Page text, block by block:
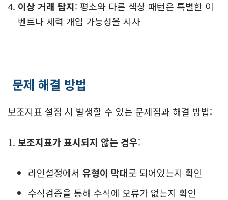
이상 거래 탐지: 평소와 다른 색상 패턴은 특별한 이
벤트나 세력 개입 가능성을 시사
문제 해결 방법
보조지표 설정 시 발생할 수 있는 문제점과 해결 방법:
보조지표가 표시되지 않는 경우:
라인설정에서 유형이 막대로 되어있는지 확인
수식검증을 통해 수식에 오류가 없는지 확인